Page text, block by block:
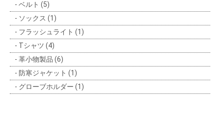
ベルト (5)
ソックス (1)
フラッシュライト (1)
Tシャツ (4)
革小物製品 (6)
防寒ジャケット (1)
グローブホルダー (1)